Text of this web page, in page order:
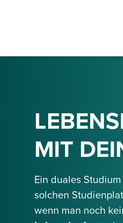
MIT
Ein duales
solchen
wenn man noch